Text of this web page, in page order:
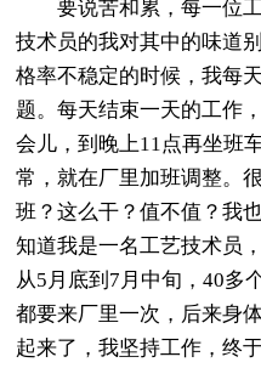
要说苦和累，每一位工
技术员的我对其中的味道
格率不稳定的时候，我每
题。每天结束一天的工作
会儿，到晚上11点再坐班
常，就在厂里加班调整。
班？这么干？值不值？我
知道我是一名工艺技术员
从5月底到7月中旬，40多
都要来厂里一次，后来身
起来了，我坚持工作，终